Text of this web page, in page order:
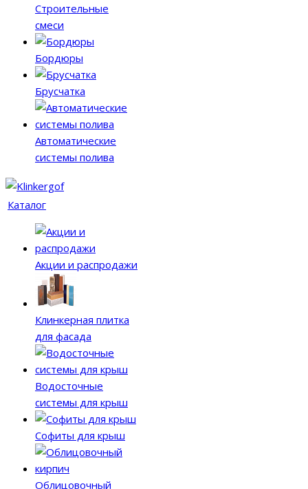
Строительные
смеси
Бордюры
Брусчатка
Автоматические
системы полива
Каталог
Акции и распродажи
Клинкерная плитка
для фасада
Водосточные
системы для крыш
Софиты для крыш
Облицовочный